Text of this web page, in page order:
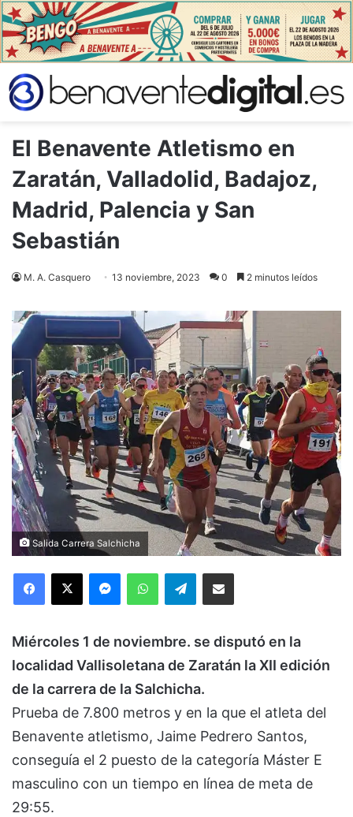
El Benavente Atletismo en
Zaratán, Valladolid, Badajoz,
Madrid, Palencia y San
Sebastián
M. A. Casquero 13 noviembre, 2023 0 2 minutos leídos
Salida Carrera Salchicha
Facebook
X MessengerWhatsAppTelegramCompartir via Email
Miércoles 1 de noviembre. se disputó en la
localidad Vallisoletana de Zaratán la XII edición
de la carrera de la Salchicha.
Prueba de 7.800 metros y en la que el atleta del
Benavente atletismo, Jaime Pedrero Santos,
conseguía el 2 puesto de la categoría Máster E
masculino con un tiempo en línea de meta de
29:55.